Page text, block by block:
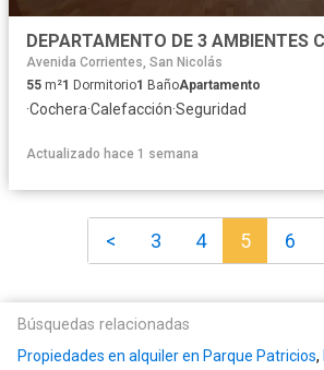
Avenida Corrientes, San Nicolás
55 m²1 Dormitorio1 BañoApartamento
·Cochera·Calefacción·Seguridad
Actualizado hace 1 semana
< 3 4 5 6
Búsquedas relacionadas
Propiedades en alquiler en Parque Patricios,